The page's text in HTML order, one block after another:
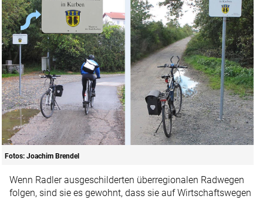
Fotos: Joachim Brendel
Wenn Radler ausgeschilderten überregionalen Radwegen
folgen, sind sie es gewohnt, dass sie auf Wirtschaftswegen